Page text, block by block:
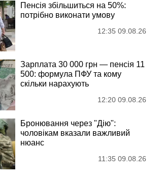
Пенсія збільшиться на 50%:
потрібно виконати умову
12:35 09.08.26
Зарплата 30 000 грн — пенсія 11
500: формула ПФУ та кому
скільки нарахують
12:20 09.08.26
Бронювання через "Дію":
чоловікам вказали важливий
нюанс
11:35 09.08.26